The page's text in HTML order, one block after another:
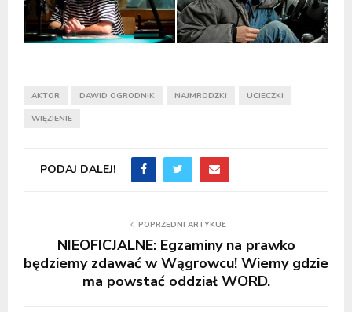
AKTOR DAWID OGRODNIK NAJMRODZKI UCIECZKI
WIĘZIENIE
PODAJ DALEJ!
POPRZEDNI ARTYKUŁ
NIEOFICJALNE: Egzaminy na prawko
będziemy zdawać w Wągrowcu! Wiemy gdzie
ma powstać oddział WORD.